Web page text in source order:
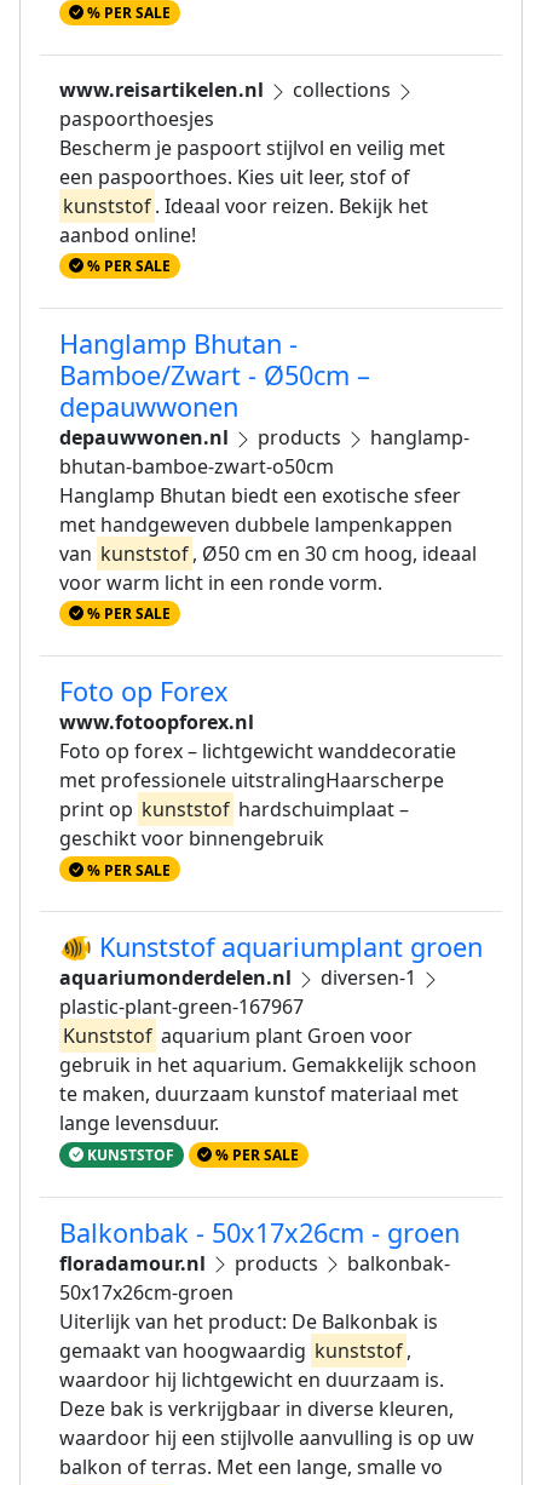
% PER SALE
www.reisartikelen.nl
collections
paspoorthoesjes
Bescherm je paspoort stijlvol en veilig met
een paspoorthoes. Kies uit leer, stof of
kunststof. Ideaal voor reizen. Bekijk het
aanbod online!
% PER SALE
Hanglamp Bhutan -
Bamboe/Zwart - Ø50cm –
depauwwonen
depauwwonen.nl products
hanglamp-
bhutan-bamboe-zwart-o50cm
Hanglamp Bhutan biedt een exotische sfeer
met handgeweven dubbele lampenkappen
van kunststof, Ø50 cm en 30 cm hoog, ideaal
voor warm licht in een ronde vorm.
% PER SALE
Foto op Forex
www.fotoopforex.nl
Foto op forex – lichtgewicht wanddecoratie
met professionele uitstralingHaarscherpe
print op kunststof hardschuimplaat –
geschikt voor binnengebruik
% PER SALE
🐠 Kunststof aquariumplant groen
aquariumonderdelen.nl
diversen-1
plastic-plant-green-167967
Kunststof aquarium plant Groen voor
gebruik in het aquarium. Gemakkelijk schoon
te maken, duurzaam kunstof materiaal met
lange levensduur.
KUNSTSTOF % PER SALE
Balkonbak - 50x17x26cm - groen
floradamour.nl products
balkonbak-
50x17x26cm-groen
Uiterlijk van het product: De Balkonbak is
gemaakt van hoogwaardig kunststof,
waardoor hij lichtgewicht en duurzaam is.
Deze bak is verkrijgbaar in diverse kleuren,
waardoor hij een stijlvolle aanvulling is op uw
balkon of terras. Met een lange, smalle vo